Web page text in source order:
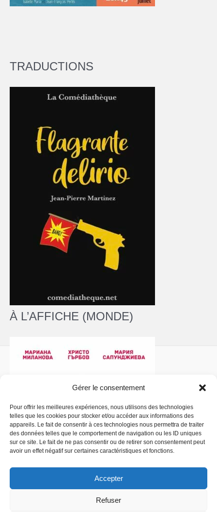
Gérer le consentement
Pour offrir les meilleures expériences, nous utilisons des technologies
telles que les cookies pour stocker et/ou accéder aux informations des
appareils. Le fait de consentir à ces technologies nous permettra de traiter
des données telles que le comportement de navigation ou les ID uniques
sur ce site. Le fait de ne pas consentir ou de retirer son consentement peut
avoir un effet négatif sur certaines caractéristiques et fonctions.
Accepter
Refuser
TRADUCTIONS
À L’AFFICHE (MONDE)
Politique de confidentialité - Copyright © 2026 La
Comédiathèque